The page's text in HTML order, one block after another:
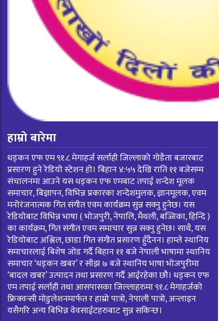
हाम्रो बारेमा
धड्कन एफ एम ९१.८ मेगाहर्ज सर्लाही जिल्लाको गोडैता बजारबाट
प्रसारण हुने रेडियो स्टेशन हो। बिहान ४:५५ देखि राति ११ बजेसम्म
संचालनमा आउने यस धड्कन एफ एमबाट तपाई शन्देश मूलक
समाचार, बिज्ञापन, विभिन्न प्रकारका शन्देशमुलक, ज्ञानमूलक, एवम
मनोरंजनात्मक गित संगीत एवम कार्यक्रम सुन्न सक्नु हुनेछ। यस
रेडियोबाट विभिन्न भाषा ( भोजपुरी, नेपालि, मैथली, बज्जिका, हिन्दि )
का कार्यक्रम, गित संगीत एवम समाचार सुन्न सक्नु हुनेछ। साथै, यस
रेडियोबाट अश्लिल, छाडा गित संगीत प्रसारण हुँदैनन। हाम्ले स्थानिय
समाचारलाई बिशेष जोड गर्दै बिहान ११ बजे नेपाली भाषामा स्थानिय
समाचार ‘धड्कन खबर’ र साँझ ७ बजे स्थानिय भाषा भोजपुरीमा
‘बादल खबर’ उत्पादन तथा प्रसारण गर्दै आईरहेका छौ। धड्कन एफ
एम तपाई सर्लाही तथा आसपासका जिल्लाहरुमा ९१.८ मेगाहर्जको
फ्रिक्वन्सी मोडुलेशनमार्फत र हाम्रो पात्रो, नेपाली पात्रो, अन्लाइन
यसैगरि अन्य बिभिन्न वेवसाईटहरुबाट सुन्न सकिन्छ।